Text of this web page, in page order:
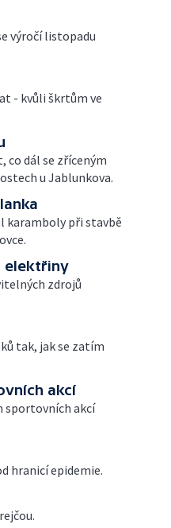
výročí listopadu
- kvůli škrtům ve
co dál se zříceným
u Jablunkova.
karamboly při stavbě
elektřiny
zdrojů
tak, jak se zatím
akcí
sportovních akcí
hranicí epidemie.